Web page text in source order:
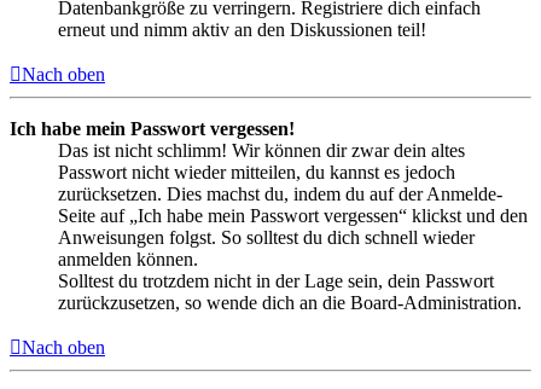
Datenbankgröße zu verringern. Registriere dich einfach
erneut und nimm aktiv an den Diskussionen teil!
Nach oben
Ich habe mein Passwort vergessen!
Das ist nicht schlimm! Wir können dir zwar dein altes
Passwort nicht wieder mitteilen, du kannst es jedoch
zurücksetzen. Dies machst du, indem du auf der Anmelde-
Seite auf „Ich habe mein Passwort vergessen“ klickst und den
Anweisungen folgst. So solltest du dich schnell wieder
anmelden können.
Solltest du trotzdem nicht in der Lage sein, dein Passwort
zurückzusetzen, so wende dich an die Board-Administration.
Nach oben